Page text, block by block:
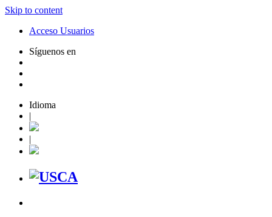
Skip to content
Acceso Usuarios
Síguenos en
Idioma
|
|